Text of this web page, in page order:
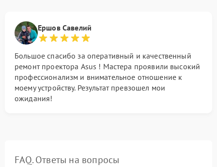
Ершов Савелий
Большое спасибо за оперативный и качественный
ремонт проектора Asus ! Мастера проявили высокий
профессионализм и внимательное отношение к
моему устройству. Результат превзошел мои
ожидания!
FAQ. Ответы на вопросы